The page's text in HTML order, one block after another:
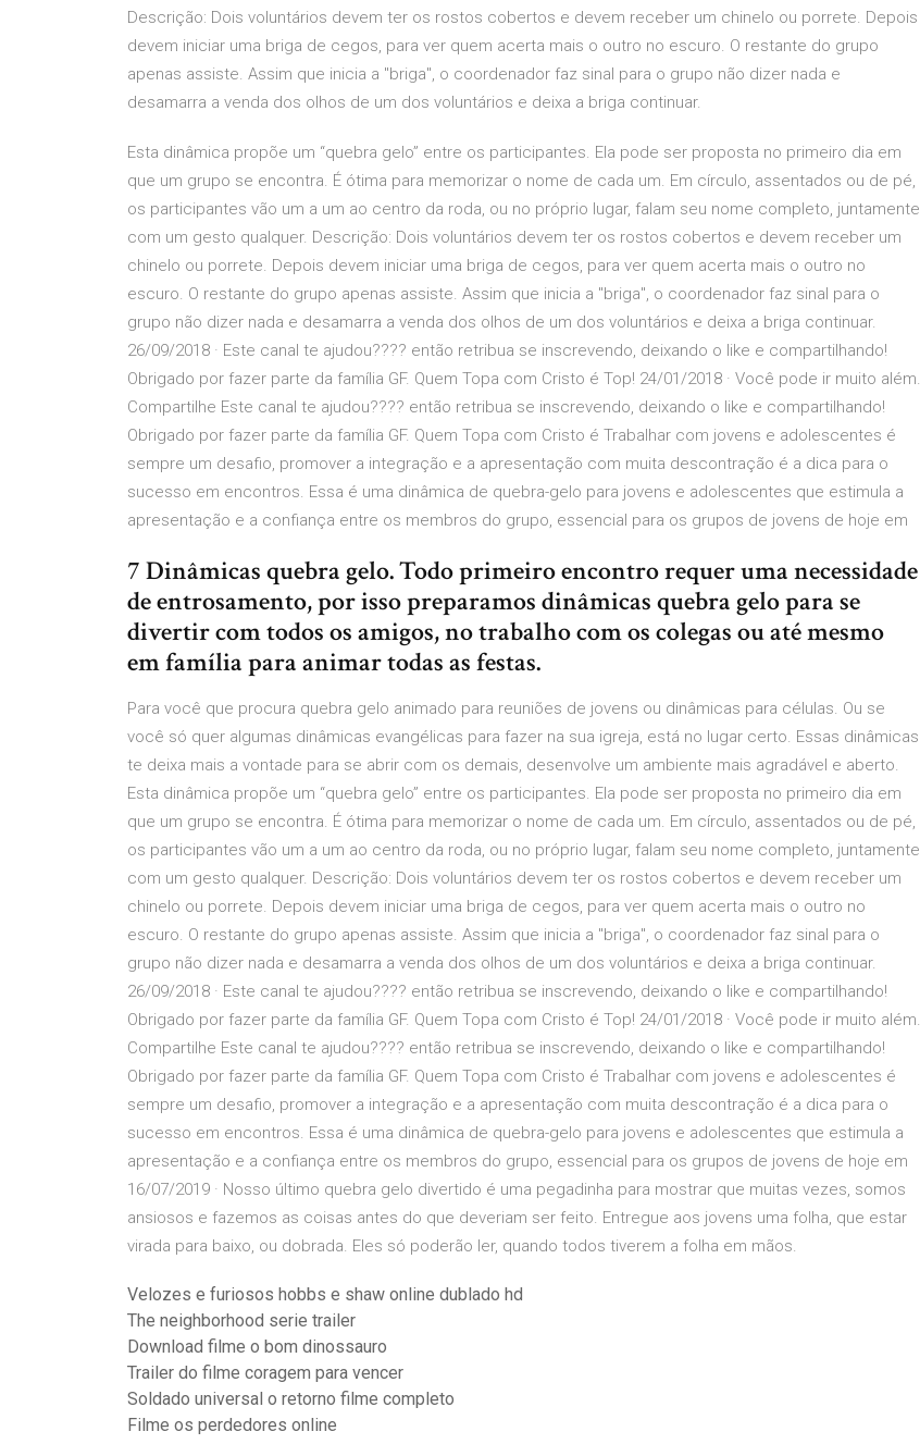
Descrição: Dois voluntários devem ter os rostos cobertos e devem receber um chinelo ou porrete. Depois
devem iniciar uma briga de cegos, para ver quem acerta mais o outro no escuro. O restante do grupo
apenas assiste. Assim que inicia a "briga", o coordenador faz sinal para o grupo não dizer nada e
desamarra a venda dos olhos de um dos voluntários e deixa a briga continuar.
Esta dinâmica propõe um “quebra gelo” entre os participantes. Ela pode ser proposta no primeiro dia em
que um grupo se encontra. É ótima para memorizar o nome de cada um. Em círculo, assentados ou de pé,
os participantes vão um a um ao centro da roda, ou no próprio lugar, falam seu nome completo, juntamente
com um gesto qualquer. Descrição: Dois voluntários devem ter os rostos cobertos e devem receber um
chinelo ou porrete. Depois devem iniciar uma briga de cegos, para ver quem acerta mais o outro no
escuro. O restante do grupo apenas assiste. Assim que inicia a "briga", o coordenador faz sinal para o
grupo não dizer nada e desamarra a venda dos olhos de um dos voluntários e deixa a briga continuar.
26/09/2018 · Este canal te ajudou???? então retribua se inscrevendo, deixando o like e compartilhando!
Obrigado por fazer parte da família GF. Quem Topa com Cristo é Top! 24/01/2018 · Você pode ir muito além.
Compartilhe Este canal te ajudou???? então retribua se inscrevendo, deixando o like e compartilhando!
Obrigado por fazer parte da família GF. Quem Topa com Cristo é Trabalhar com jovens e adolescentes é
sempre um desafio, promover a integração e a apresentação com muita descontração é a dica para o
sucesso em encontros. Essa é uma dinâmica de quebra-gelo para jovens e adolescentes que estimula a
apresentação e a confiança entre os membros do grupo, essencial para os grupos de jovens de hoje em
7 Dinâmicas quebra gelo. Todo primeiro encontro requer uma necessidade
de entrosamento, por isso preparamos dinâmicas quebra gelo para se
divertir com todos os amigos, no trabalho com os colegas ou até mesmo
em família para animar todas as festas.
Para você que procura quebra gelo animado para reuniões de jovens ou dinâmicas para células. Ou se
você só quer algumas dinâmicas evangélicas para fazer na sua igreja, está no lugar certo. Essas dinâmicas
te deixa mais a vontade para se abrir com os demais, desenvolve um ambiente mais agradável e aberto.
Esta dinâmica propõe um “quebra gelo” entre os participantes. Ela pode ser proposta no primeiro dia em
que um grupo se encontra. É ótima para memorizar o nome de cada um. Em círculo, assentados ou de pé,
os participantes vão um a um ao centro da roda, ou no próprio lugar, falam seu nome completo, juntamente
com um gesto qualquer. Descrição: Dois voluntários devem ter os rostos cobertos e devem receber um
chinelo ou porrete. Depois devem iniciar uma briga de cegos, para ver quem acerta mais o outro no
escuro. O restante do grupo apenas assiste. Assim que inicia a "briga", o coordenador faz sinal para o
grupo não dizer nada e desamarra a venda dos olhos de um dos voluntários e deixa a briga continuar.
26/09/2018 · Este canal te ajudou???? então retribua se inscrevendo, deixando o like e compartilhando!
Obrigado por fazer parte da família GF. Quem Topa com Cristo é Top! 24/01/2018 · Você pode ir muito além.
Compartilhe Este canal te ajudou???? então retribua se inscrevendo, deixando o like e compartilhando!
Obrigado por fazer parte da família GF. Quem Topa com Cristo é Trabalhar com jovens e adolescentes é
sempre um desafio, promover a integração e a apresentação com muita descontração é a dica para o
sucesso em encontros. Essa é uma dinâmica de quebra-gelo para jovens e adolescentes que estimula a
apresentação e a confiança entre os membros do grupo, essencial para os grupos de jovens de hoje em
16/07/2019 · Nosso último quebra gelo divertido é uma pegadinha para mostrar que muitas vezes, somos
ansiosos e fazemos as coisas antes do que deveriam ser feito. Entregue aos jovens uma folha, que estar
virada para baixo, ou dobrada. Eles só poderão ler, quando todos tiverem a folha em mãos.
Velozes e furiosos hobbs e shaw online dublado hd
The neighborhood serie trailer
Download filme o bom dinossauro
Trailer do filme coragem para vencer
Soldado universal o retorno filme completo
Filme os perdedores online